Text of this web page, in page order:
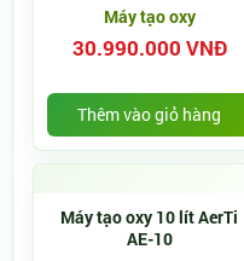
Máy tạo oxy
30.990.000 VNĐ
Thêm vào giỏ hàng
Máy tạo oxy 10 lít AerTi
AE-10